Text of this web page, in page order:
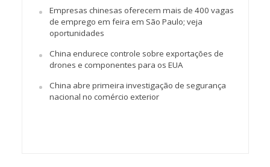
Empresas chinesas oferecem mais de 400 vagas
de emprego em feira em São Paulo; veja
oportunidades
China endurece controle sobre exportações de
drones e componentes para os EUA
China abre primeira investigação de segurança
nacional no comércio exterior